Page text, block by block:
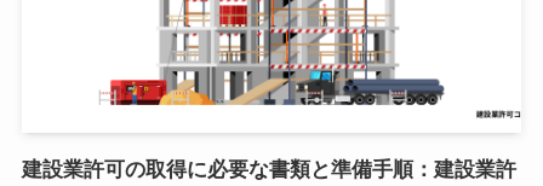
建設業許可の取得に必要な書類と準備手順：建設業許